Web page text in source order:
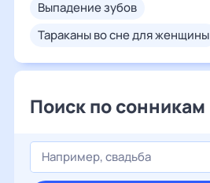
выпадение зубов
тараканы во сне для женщины
Поиск по сонникам